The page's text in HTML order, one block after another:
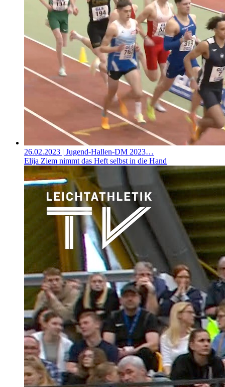
26.02.2023 | Jugend-Hallen-DM 2023…
Elija Ziem nimmt das Heft selbst in die Hand